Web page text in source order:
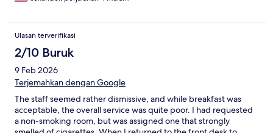
Ulasan terverifikasi
2/10 Buruk
9 Feb 2026
Terjemahkan dengan Google
The staff seemed rather dismissive, and while breakfast was
acceptable, the overall service was quite poor. I had requested
a non-smoking room, but was assigned one that strongly